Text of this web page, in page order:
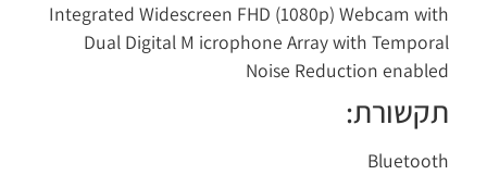
Integrated Widescreen FHD (1080p) Webcam
Dual Digital M icrophone Array with
Noise Reduction